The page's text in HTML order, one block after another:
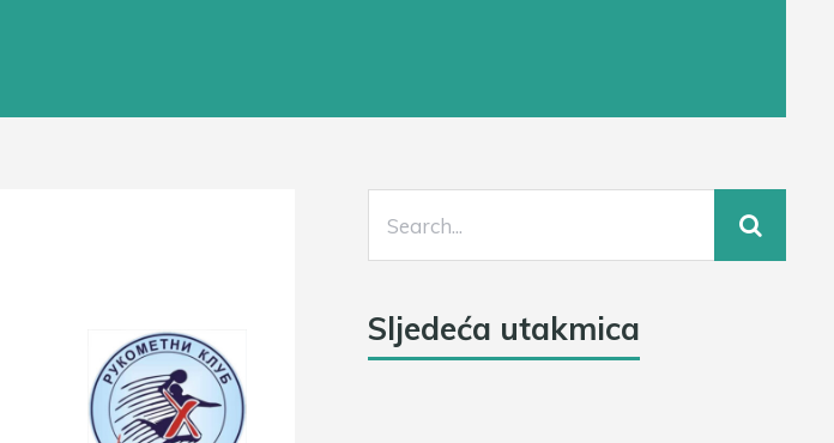
Sljedeća utakmica